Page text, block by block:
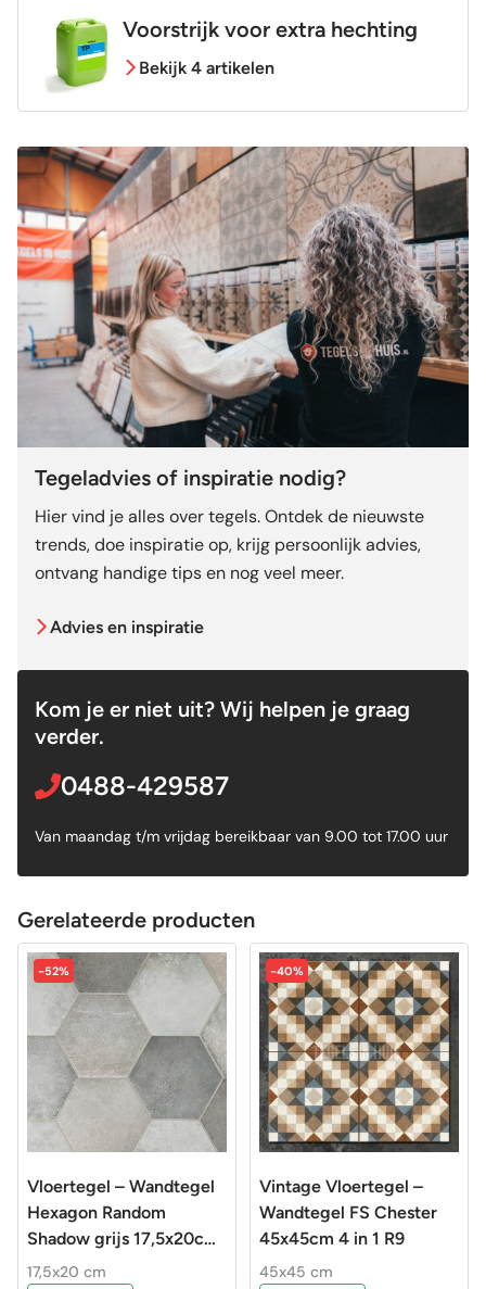
Voorstrijk voor extra hechting
Bekijk 4 artikelen
Tegeladvies of inspiratie nodig?
Hier vind je alles over tegels. Ontdek de nieuwste
trends, doe inspiratie op, krijg persoonlijk advies,
ontvang handige tips en nog veel meer.
Advies en inspiratie
Kom je er niet uit? Wij helpen je graag
verder.
0488-429587
Van maandag t/m vrijdag bereikbaar van 9.00 tot 17.00 uur
Gerelateerde producten
-52%
Vloertegel – Wandtegel
Hexagon Random
Shadow grijs 17,5x20cm
R9
17,5x20 cm
-40%
Vintage Vloertegel –
Wandtegel FS Chester
45x45cm 4 in 1 R9
45x45 cm